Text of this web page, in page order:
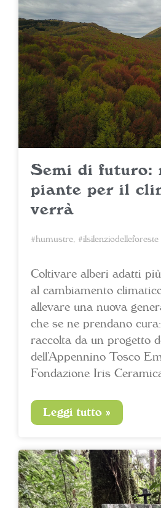
Semi di futuro:
piante per il
verrà
#humustre, #ilsilenziodelleforeste
Coltivare alberi adatti
al cambiamento
allevare una nuova
che se ne prendano
raccolta da un progetto
dell’Appennino Tosco
Fondazione Iris
Leggi tutto »